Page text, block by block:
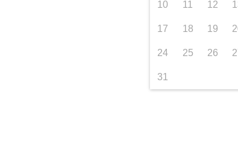
10 11 12
17 18 19
24 25 26
31